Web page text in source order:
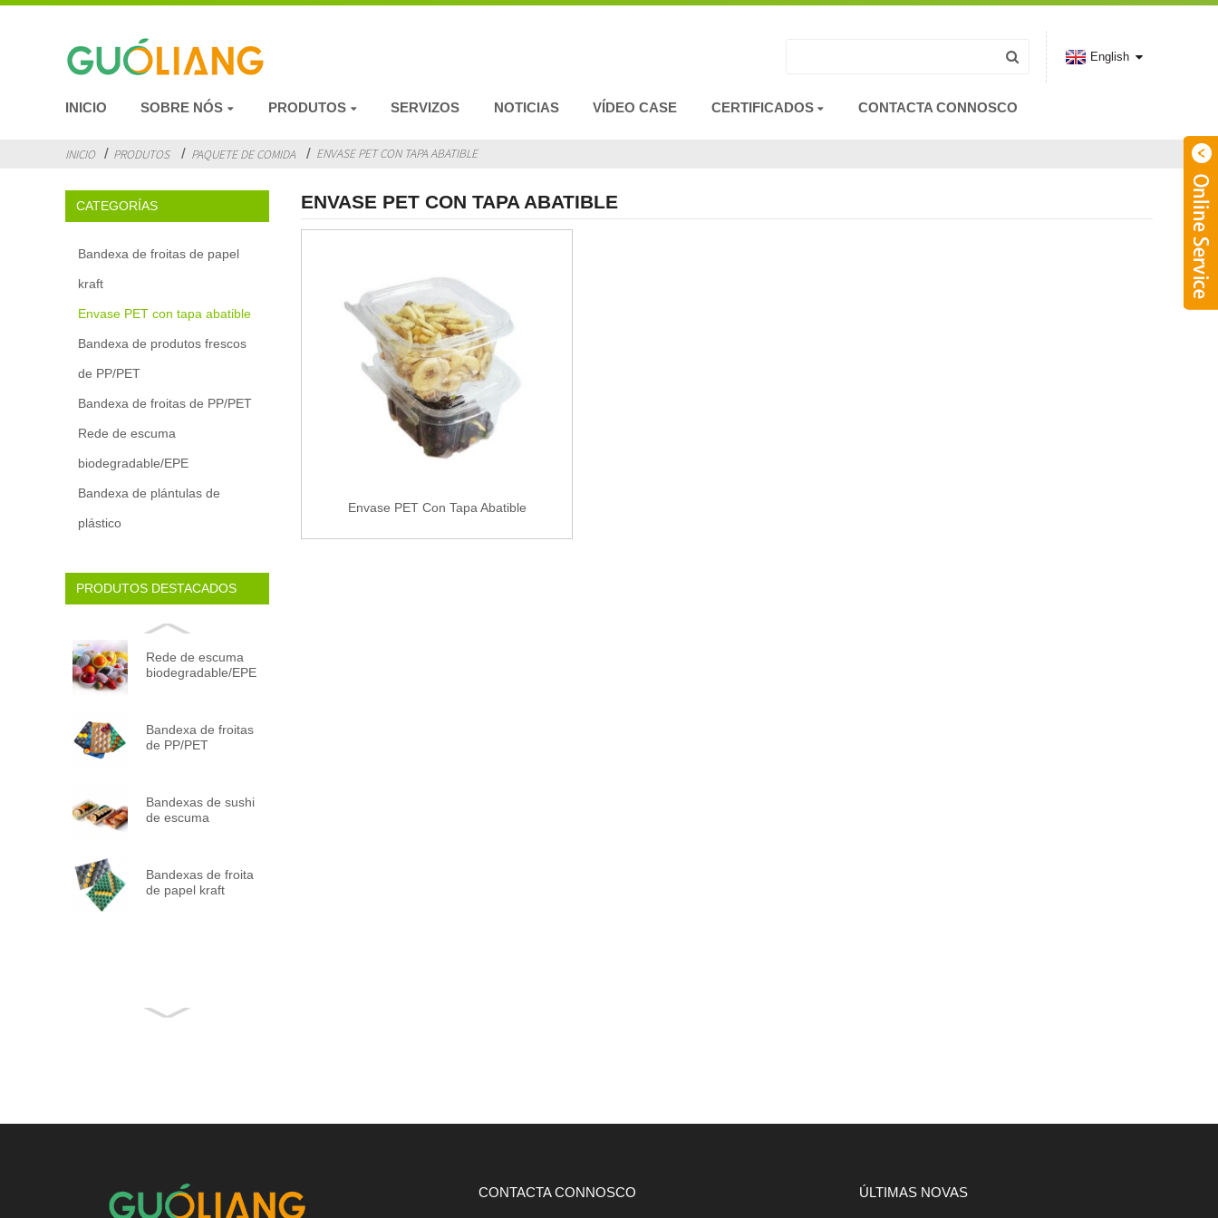
INICIO SOBRE NÓS PRODUTOS SERVIZOS NOTICIAS VÍDEO CASE CERTIFICADOS CONTACTA CONNOSCO
English
INICIO PRODUTOS PAQUETE DE COMIDA ENVASE PET CON TAPA ABATIBLE
CATEGORÍAS
Bandexa de froitas de papel
kraft
Envase PET con tapa abatible
Bandexa de produtos frescos
de PP/PET
Bandexa de froitas de PP/PET
Rede de escuma
biodegradable/EPE
Bandexa de plántulas de
plástico
PRODUTOS DESTACADOS
Rede de escuma
biodegradable/EPE
Bandexa de froitas
de PP/PET
Bandexas de sushi
de escuma
Bandexas de froita
de papel kraft
ENVASE PET CON TAPA ABATIBLE
Envase PET Con Tapa Abatible
CONTACTA CONNOSCO ÚLTIMAS NOVAS